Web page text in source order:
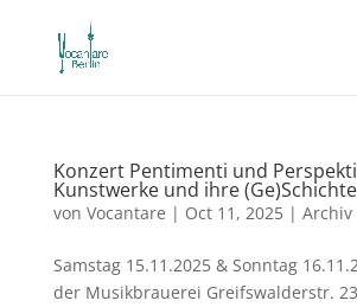
Konzert Pentimenti und
Kunstwerke und ihre
von Vocantare | Oct 11, 2025| Archiv
Samstag 15.11.2025 & Sonntag
der Musikbrauerei Greifswalderstr.